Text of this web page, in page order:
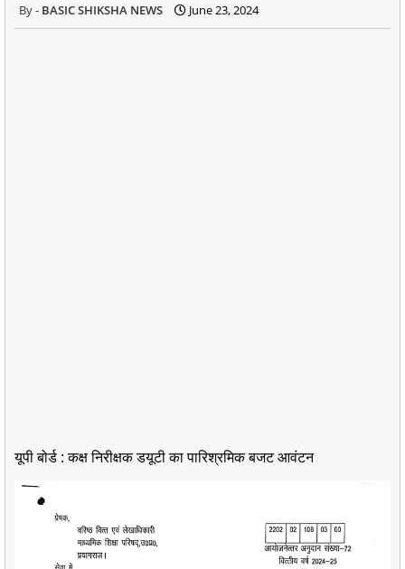
BASIC SHIKSHA NEWS June 23, 2024
यूपी बोर्ड : कक्ष निरीक्षक डयूटी का पारिश्रमिक बजट आवंटन